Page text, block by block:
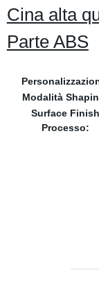
Cina alta
Parte ABS
Modalità
Surface Finish
Processo: